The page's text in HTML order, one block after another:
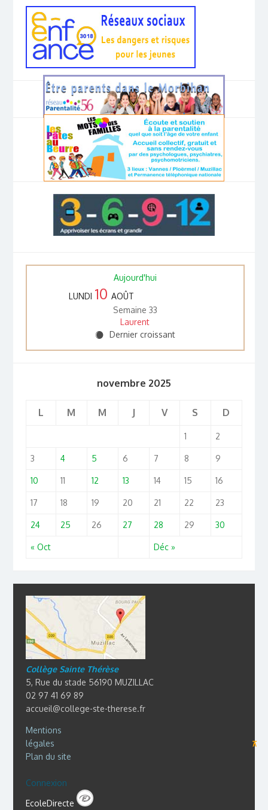
Aujourd'hui
LUNDI 10 AOÛT
Semaine 33
Laurent
Y Dernier croissant
novembre 2025
L M M J V S D
« Oct Déc »
1 2
3 4 5 6 7 8 9
10 11 12 13 14 15 16
17 18 19 20 21 22 23
24 25 26 27 28 29 30
Collège Sainte Thérèse
5, Rue du stade 56190 MUZILLAC
02 97 41 69 89
accueil@college-ste-therese.fr
Mentions
légales
⊼
Plan du site
Connexion
EcoleDirecte